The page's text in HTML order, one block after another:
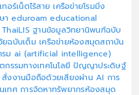
ทอร์เน็ตไร้สาย เครือข่ายโรมมิ่ง
าeduroameducational
ฐานข้อมูลวิทยานิพนฑ์ฉบับ
ฉบับเต็ม เครือข่ายห้องสมุดสถาบัน
รม ai (artificial intelligence)
กรรมทางเทคโนโลยี ปัญญาประดิษฐ์
สั่งงานมือถือด้วยเสียงผ่าน AI การ
เทศ การจัดหาทรัพยากรห้องสมุด